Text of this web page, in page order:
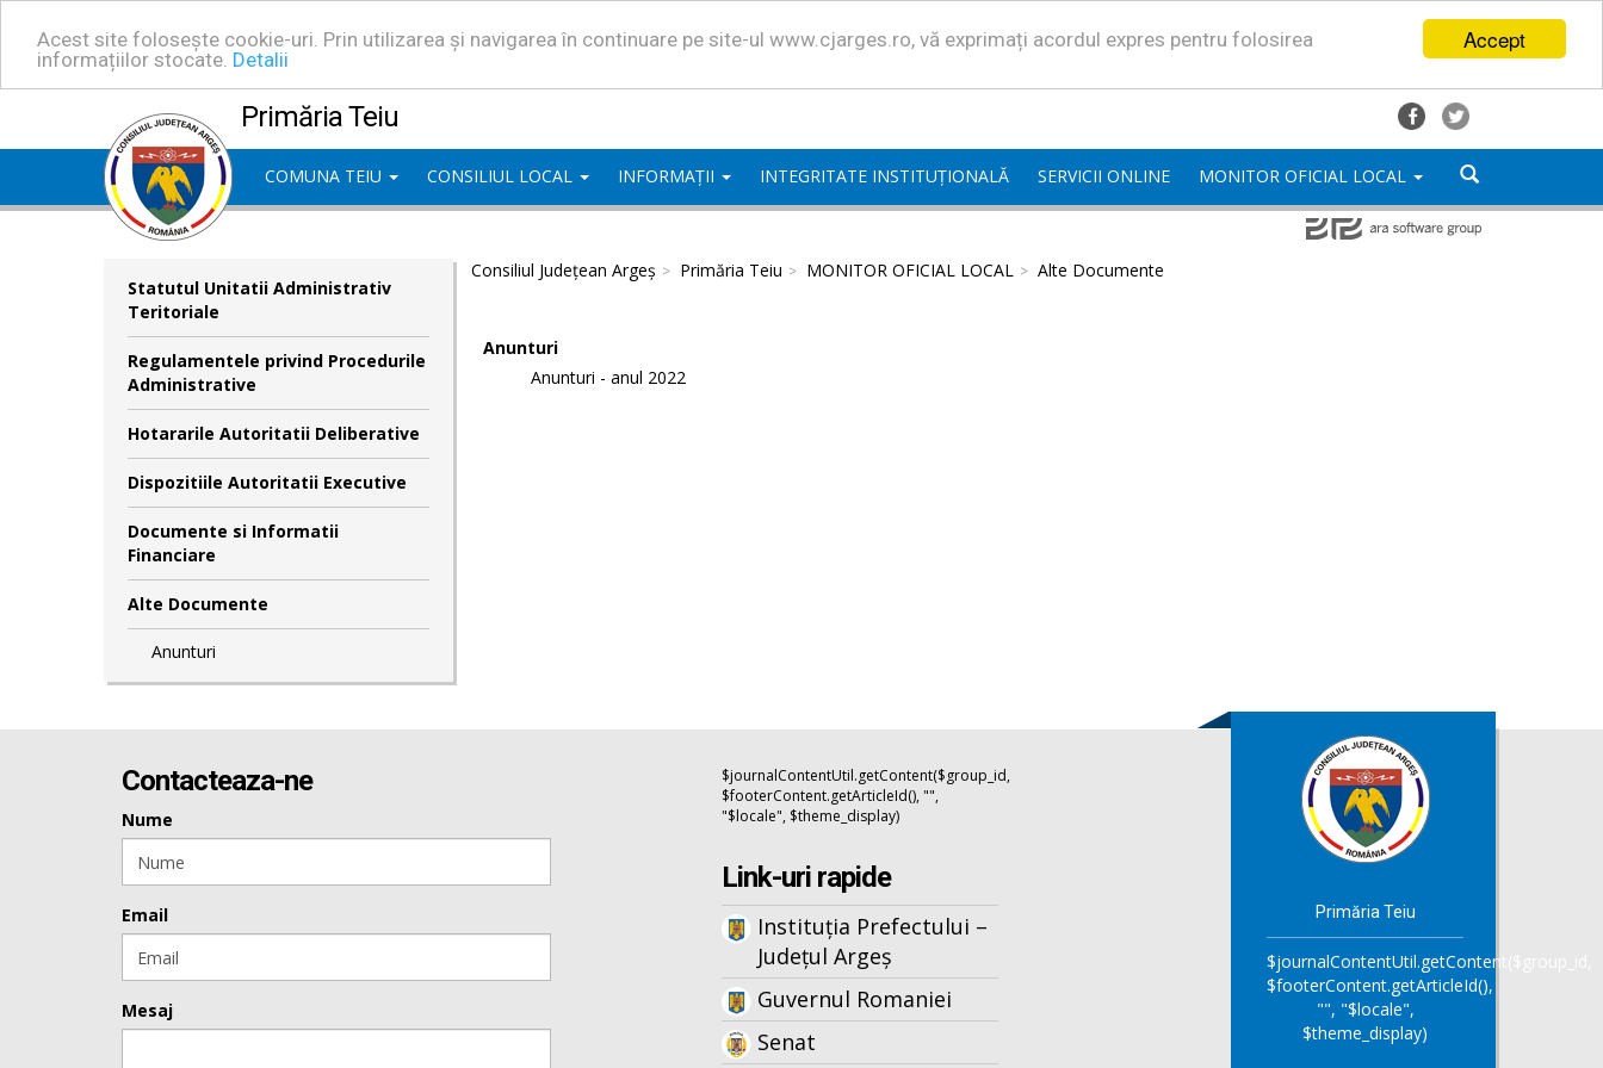
Accept
Acest site folosește cookie-uri. Prin utilizarea și navigarea în continuare pe site-ul www.cjarges.ro, vă exprimați acordul expres pentru folosirea
informațiilor stocate. Detalii
Primăria Teiu
COMUNA TEIU CONSILIUL LOCAL INFORMAȚII INTEGRITATE INSTITUȚIONALĂ SERVICII ONLINE MONITOR OFICIAL LOCAL
Statutul Unitatii Administrativ
Teritoriale
Regulamentele privind Procedurile
Administrative
Hotararile Autoritatii Deliberative
Dispozitiile Autoritatii Executive
Documente si Informatii
Financiare
Alte Documente
Anunturi
Consiliul Județean Argeș Primăria Teiu MONITOR OFICIAL LOCAL Alte Documente
Anunturi
Anunturi - anul 2022
Contacteaza-ne
Nume
Email
Mesaj
$journalContentUtil.getContent($group_id,
$footerContent.getArticleId(), "",
"$locale", $theme_display)
Link-uri rapide
Instituția Prefectului –
Județul Argeș
Guvernul Romaniei
Senat
Primăria Teiu
$journalContentUtil.getContent($group_id,
$footerContent.getArticleId(),
"", "$locale",
$theme_display)